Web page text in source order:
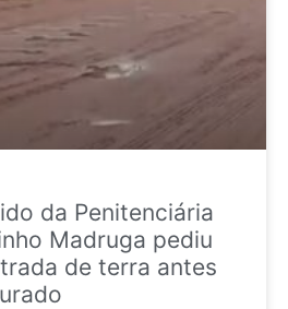
da Penitenciária
Madruga pediu
de terra antes